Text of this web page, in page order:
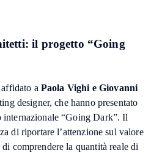
il progetto “Going
a Paola Vighi e Giovanni
designer, che hanno presentato
internazionale “Going Dark”. Il
di riportare l’attenzione sul valore
comprendere la quantità reale di